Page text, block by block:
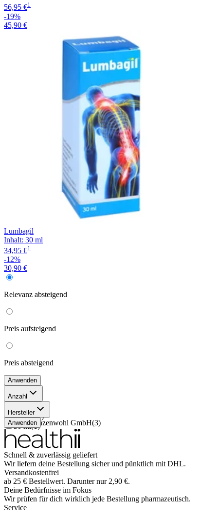
56,95 €1
-19%
45,90 €
Lumbagil
Inhalt: 30 ml
34,95 €1
-12%
30,90 €
Relevanz absteigend
Preis aufsteigend
Preis absteigend
Anwenden
Anzahl
1)
100 ml(1)
30 ml(1)
Hersteller
Heilpflanzenwohl GmbH(3)
Anwenden
Schnell & zuverlässig geliefert
Wir liefern deine Bestellung sicher und pünktlich mit DHL.
Versandkostenfrei
ab 25 € Bestellwert. Darunter nur 2,90 €.
Deine Bedürfnisse im Fokus
Wir prüfen für dich wirklich jede Bestellung pharmazeutisch.
Service